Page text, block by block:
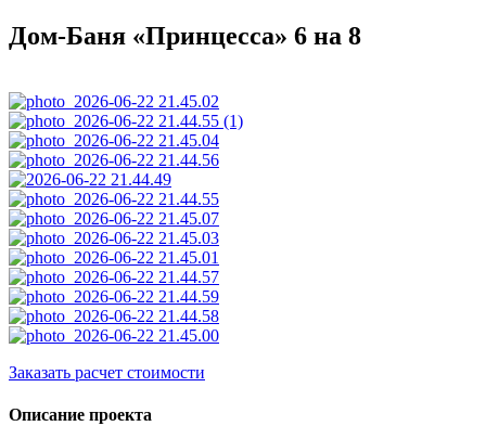
Дом-Баня «Принцесса» 6 на 8
Заказать расчет стоимости
Описание проекта